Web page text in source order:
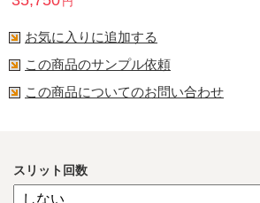
お気に入りに追加する
この商品のサンプル依頼
この商品についてのお問い合わせ
スリット回数